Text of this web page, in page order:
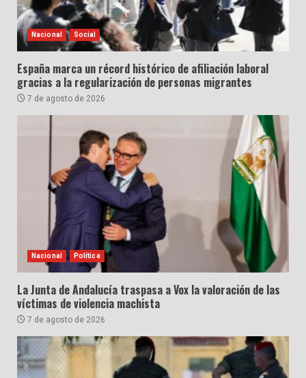
Nacional Social
España marca un récord histórico de afiliación laboral
gracias a la regularización de personas migrantes
7 de agosto de 2026
Nacional Política
La Junta de Andalucía traspasa a Vox la valoración de las
víctimas de violencia machista
7 de agosto de 2026